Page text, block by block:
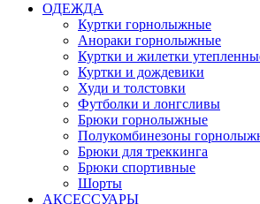
ОДЕЖДА
Куртки горнолыжные
Анораки горнолыжные
Куртки и жилетки
Куртки и дождевики
Худи и толстовки
Футболки и лонгсливы
Брюки горнолыжные
Полукомбинезоны
Брюки для треккинга
Брюки спортивные
Шорты
АКСЕССУАРЫ